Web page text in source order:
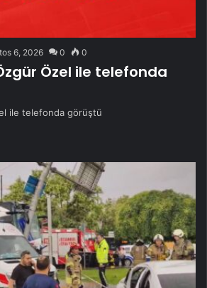
6, 2026 0 0
Özel ile telefonda
ile telefonda görüştü